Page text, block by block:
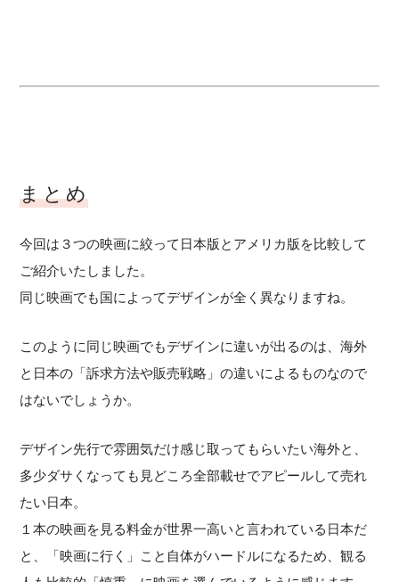
まとめ
今回は３つの映画に絞って日本版とアメリカ版を比較して
ご紹介いたしました。
同じ映画でも国によってデザインが全く異なりますね。
このように同じ映画でもデザインに違いが出るのは、海外
と日本の「訴求方法や販売戦略」の違いによるものなので
はないでしょうか。
デザイン先行で雰囲気だけ感じ取ってもらいたい海外と、
多少ダサくなっても見どころ全部載せでアピールして売れ
たい日本。
１本の映画を見る料金が世界一高いと言われている日本だ
と、「映画に行く」こと自体がハードルになるため、観る